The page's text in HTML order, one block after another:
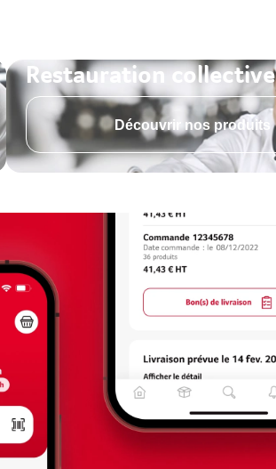
Restauration collective
Découvrir nos produits